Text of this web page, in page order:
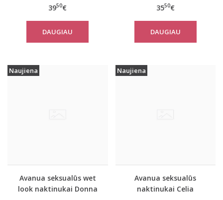
3950€
DAUGIAU
3550€
DAUGIAU
Naujiena
Avanua seksualūs wet
look naktinukai Donna
Naujiena
Avanua seksualūs
naktinukai Celia